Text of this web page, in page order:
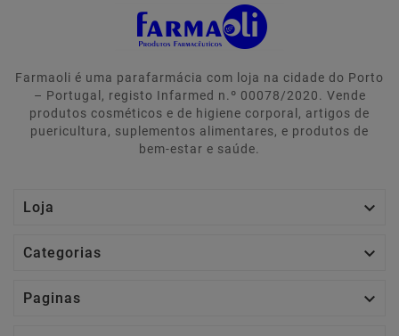
Farmaoli é uma parafarmácia com loja na cidade do Porto
– Portugal, registo Infarmed n.º 00078/2020. Vende
produtos cosméticos e de higiene corporal, artigos de
puericultura, suplementos alimentares, e produtos de
bem-estar e saúde.
Loja 
Categorias 
Paginas 